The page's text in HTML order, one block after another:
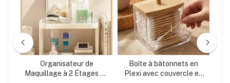
Organisateur de
Maquillage à 2 Étages en
Boîte à bâtonnets en
Plexi avec couvercle en